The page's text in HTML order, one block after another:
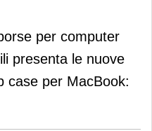
per computer
presenta le nuove
case per MacBook: